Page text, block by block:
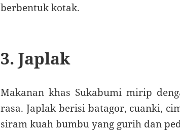
berbentuk kotak.
3. Japlak
Makanan khas Sukabumi mirip
rasa. Japlak berisi batagor, cuanki,
siram kuah bumbu yang gurih dan